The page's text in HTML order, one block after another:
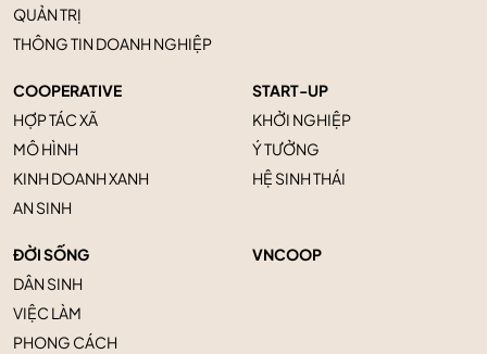
QUẢN TRỊ
THÔNG TIN DOANH NGHIỆP
COOPERATIVE
HỢP TÁC XÃ
MÔ HÌNH
KINH DOANH XANH
AN SINH
START-UP
KHỞI NGHIỆP
Ý TƯỞNG
HỆ SINH THÁI
ĐỜI SỐNG
DÂN SINH
VIỆC LÀM
PHONG CÁCH
VNCOOP